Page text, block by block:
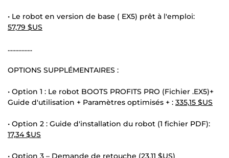
• Le robot en version de base ( EX5) prêt à l'emploi:
57,79 $US
................
OPTIONS SUPPLÉMENTAIRES :
• Option 1 : Le robot BOOTS PROFITS PRO (Fichier .EX5)+
Guide d'utilisation + Paramètres optimisés + : 335,15 $US
• Option 2 : Guide d'installation du robot (1 fichier PDF):
17,34 $US
• Option 3 – Demande de retouche (23,11 $US)